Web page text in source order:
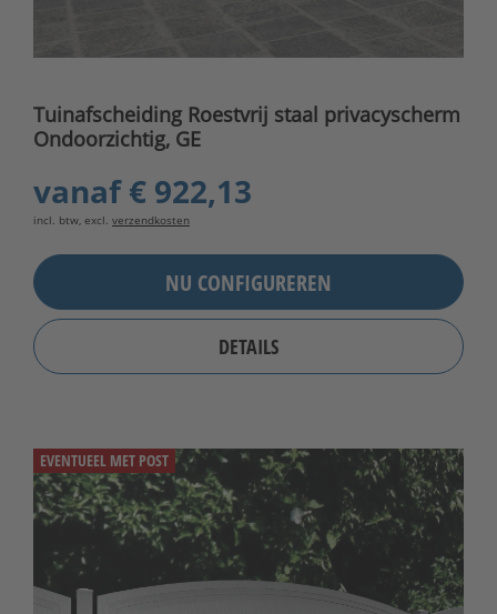
Tuinafscheiding Roestvrij staal privacyscherm
Ondoorzichtig, GE
vanaf€ 922,13
incl. btw, excl. verzendkosten
NU CONFIGUREREN
DETAILS
EVENTUEEL MET POST